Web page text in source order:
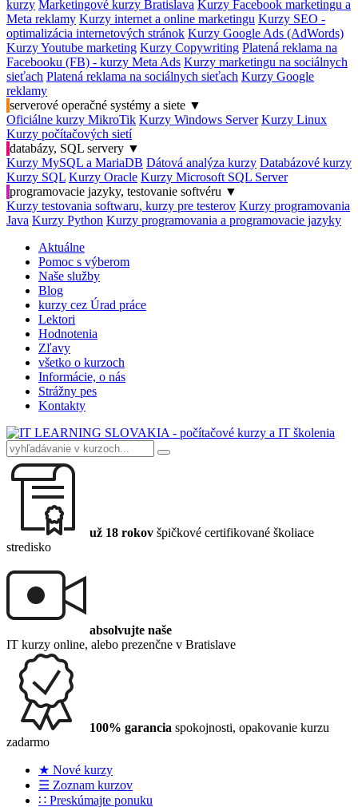
kurzy Marketingové kurzy Bratislava Kurzy Facebook marketingu a
Meta reklamy Kurzy internet a online marketingu Kurzy SEO -
optimalizácia internetových stránok Kurzy Google Ads (AdWords)
Kurzy Youtube marketing Kurzy Copywriting Platená reklama na
Facebooku (FB) - kurzy Meta Ads Kurzy marketingu na sociálnych
sieťach Platená reklama na sociálnych sieťach Kurzy Google
reklamy
serverové operačné systémy a siete ▼
Oficiálne kurzy MikroTik Kurzy Windows Server Kurzy Linux
Kurzy počítačových sietí
databázy, SQL servery ▼
Kurzy MySQL a MariaDB Dátová analýza kurzy Databázové kurzy
Kurzy SQL Kurzy Oracle Kurzy Microsoft SQL Server
programovacie jazyky, testovanie softvéru ▼
Kurzy testovania softwaru, kurzy pre testerov Kurzy programovania
Java Kurzy Python Kurzy programovania a programovacie jazyky
Aktuálne
Pomoc s výberom
Naše služby
Blog
kurzy cez Úrad práce
Lektori
Hodnotenia
Zľavy
všetko o kurzoch
Informácie, o nás
Strážny pes
Kontakty
už 18 rokov špičkové certifikované školiace
stredisko
absolvujte naše
IT kurzy online, alebo prezenčne v Bratislave
100% garancia spokojnosti, opakovanie kurzu
zadarmo
★ Nové kurzy
☰ Zoznam kurzov
∷ Preskúmajte ponuku